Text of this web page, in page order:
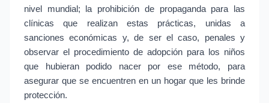
nivel mundial; la prohibición de propaganda para las
clínicas que realizan estas prácticas, unidas a
sanciones económicas y, de ser el caso, penales y
observar el procedimiento de adopción para los niños
que hubieran podido nacer por ese método, para
asegurar que se encuentren en un hogar que les brinde
protección.